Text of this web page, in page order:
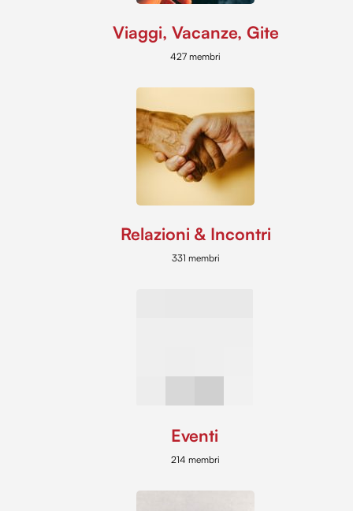
Viaggi, Vacanze, Gite
427 membri
Relazioni & Incontri
331 membri
Eventi
214 membri